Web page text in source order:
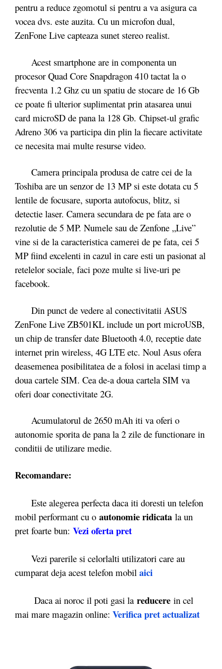
pentru a reduce zgomotul si pentru a va asigura ca
vocea dvs. este auzita. Cu un microfon dual,
ZenFone Live capteaza sunet stereo realist.
Acest smartphone are in componenta un
procesor Quad Core Snapdragon 410 tactat la o
frecventa 1.2 Ghz cu un spatiu de stocare de 16 Gb
ce poate fi ulterior suplimentat prin atasarea unui
card microSD de pana la 128 Gb. Chipset-ul grafic
Adreno 306 va participa din plin la fiecare activitate
ce necesita mai multe resurse video.
Camera principala produsa de catre cei de la
Toshiba are un senzor de 13 MP si este dotata cu 5
lentile de focusare, suporta autofocus, blitz, si
detectie laser. Camera secundara de pe fata are o
rezolutie de 5 MP. Numele sau de Zenfone „Live”
vine si de la caracteristica camerei de pe fata, cei 5
MP fiind excelenti in cazul in care esti un pasionat al
retelelor sociale, faci poze multe si live-uri pe
facebook.
Din punct de vedere al conectivitatii ASUS
ZenFone Live ZB501KL include un port microUSB,
un chip de transfer date Bluetooth 4.0, receptie date
internet prin wireless, 4G LTE etc. Noul Asus ofera
deasemenea posibilitatea de a folosi in acelasi timp a
doua cartele SIM. Cea de-a doua cartela SIM va
oferi doar conectivitate 2G.
Acumulatorul de 2650 mAh iti va oferi o
autonomie sporita de pana la 2 zile de functionare in
conditii de utilizare medie.
Recomandare:
Este alegerea perfecta daca iti doresti un telefon
mobil performant cu o autonomie ridicata la un
pret foarte bun: Vezi oferta pret
Vezi parerile si celorlalti utilizatori care au
cumparat deja acest telefon mobil aici
Daca ai noroc il poti gasi la reducere in cel
mai mare magazin online: Verifica pret actualizat